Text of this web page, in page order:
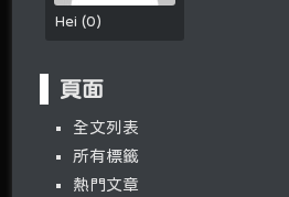
Hei(0)
頁面
全文列表
所有標籤
熱門文章